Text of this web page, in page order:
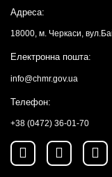
Адреса:
18000, м. Черкаси,
Електронна пошта:
info@chmr.gov.ua
Телефон:
+38 (0472) 36-01-70